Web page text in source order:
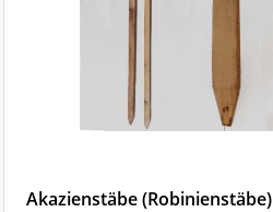
Akazienstäbe (Robinienstäbe)